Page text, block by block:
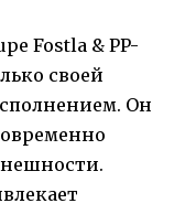
Fostla & PP-
своей
Он